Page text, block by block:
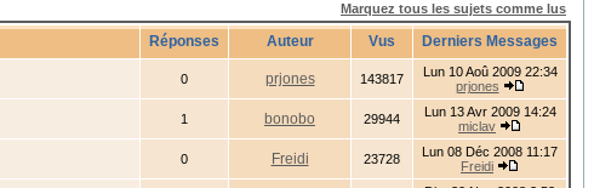
Marquez tous les sujets comme lus
Réponses Auteur Vus Derniers Messages
0 prjones 143817
Lun 10 Aoû 2009 22:34
prjones
1 bonobo 29944
Lun 13 Avr 2009 14:24
miclav
0 Freidi 23728
Lun 08 Déc 2008 11:17
Freidi